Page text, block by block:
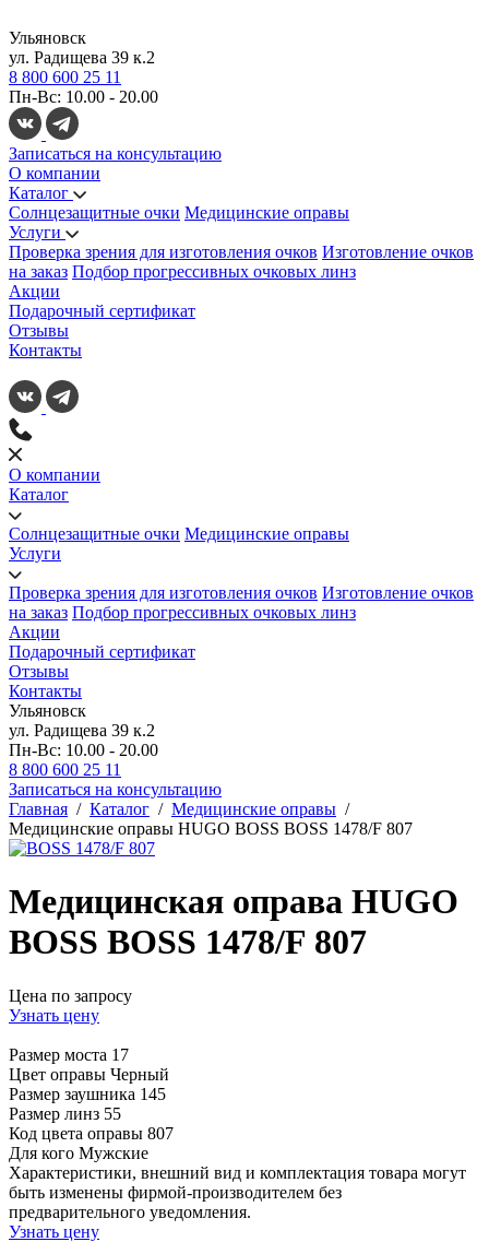
Ульяновск
ул. Радищева 39 к.2
8 800 600 25 11
Пн-Вс: 10.00 - 20.00
Записаться на консультацию
О компании
Каталог
Солнцезащитные очки Медицинские оправы
Услуги
Проверка зрения для изготовления очков Изготовление очков
на заказ Подбор прогрессивных очковых линз
Акции
Подарочный сертификат
Отзывы
Контакты
О компании
Каталог
Солнцезащитные очки Медицинские оправы
Услуги
Проверка зрения для изготовления очков Изготовление очков
на заказ Подбор прогрессивных очковых линз
Акции
Подарочный сертификат
Отзывы
Контакты
Ульяновск
ул. Радищева 39 к.2
Пн-Вс: 10.00 - 20.00
8 800 600 25 11
Записаться на консультацию
Главная / Каталог / Медицинские оправы /
Медицинские оправы HUGO BOSS BOSS 1478/F 807
Медицинская оправа HUGO
BOSS BOSS 1478/F 807
Цена по запросу
Узнать цену
Размер моста 17
Цвет оправы Черный
Размер заушника 145
Размер линз 55
Код цвета оправы 807
Для кого Мужские
Характеристики, внешний вид и комплектация товара могут
быть изменены фирмой-производителем без
предварительного уведомления.
Узнать цену